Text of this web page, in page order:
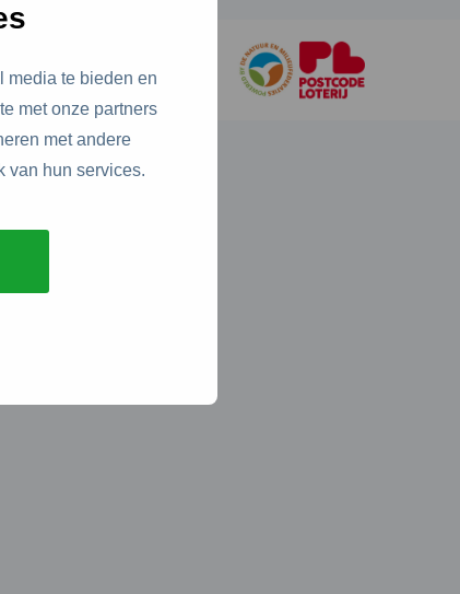
media te bieden en
met onze partners
met andere
van hun services.